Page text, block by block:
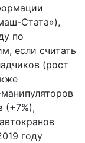
Стата»),
по
если считать
(рост
(+7%),
году